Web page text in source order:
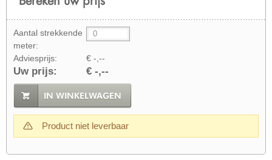
Aantal strekkende
meter:
Adviesprijs:
€ -,--
Uw prijs: € -,--
IN WINKELWAGEN
Product niet leverbaar